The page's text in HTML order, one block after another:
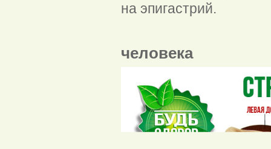
на эпигастрий.
человека